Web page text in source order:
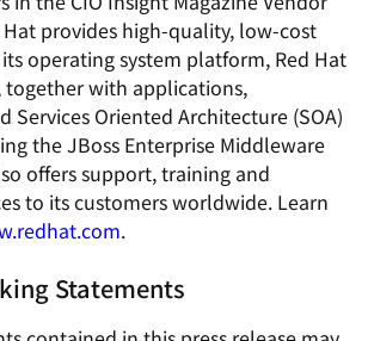
Hat provides high-quality, low-cost
operating system platform, Red Hat
together with applications,
Services Oriented Architecture (SOA)
the JBoss Enterprise Middleware
offers support, training and
to its customers worldwide. Learn
.
Statements